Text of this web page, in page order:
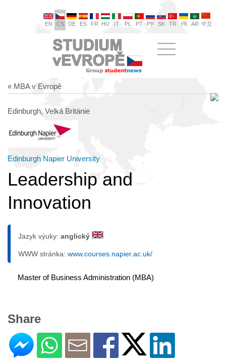
EN CS DE ES FR HU IT PL PT РУ SK TR УК AR 中文
« MBA v Evropě
Edinburgh, Velká Británie
Edinburgh Napier University
Leadership and
Innovation
Jazyk výuky: anglický
WWW stránka: www.courses.napier.ac.uk/
Master of Business Administration (MBA)
Share